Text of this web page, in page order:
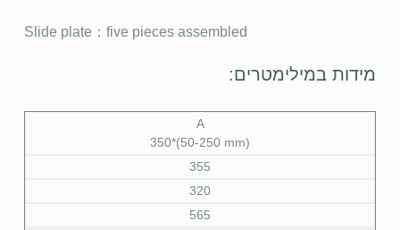
Slide plate：five pieces assembled
מידות במילימטרים:
A
350*(50-250 mm)
355
320
565